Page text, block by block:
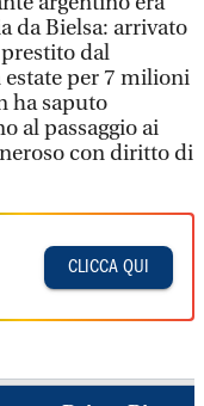
da Bielsa: arrivato
dal
estate per 7 milioni
ha saputo
al passaggio ai
con diritto di
CLICCA QUI